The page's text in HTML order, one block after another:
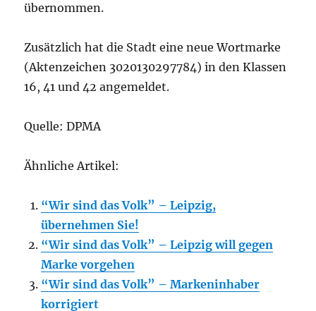
übernommen.
Zusätzlich hat die Stadt eine neue Wortmarke
(Aktenzeichen 3020130297784) in den Klassen
16, 41 und 42 angemeldet.
Quelle: DPMA
Ähnliche Artikel:
“Wir sind das Volk” – Leipzig,
übernehmen Sie!
“Wir sind das Volk” – Leipzig will gegen
Marke vorgehen
“Wir sind das Volk” – Markeninhaber
korrigiert